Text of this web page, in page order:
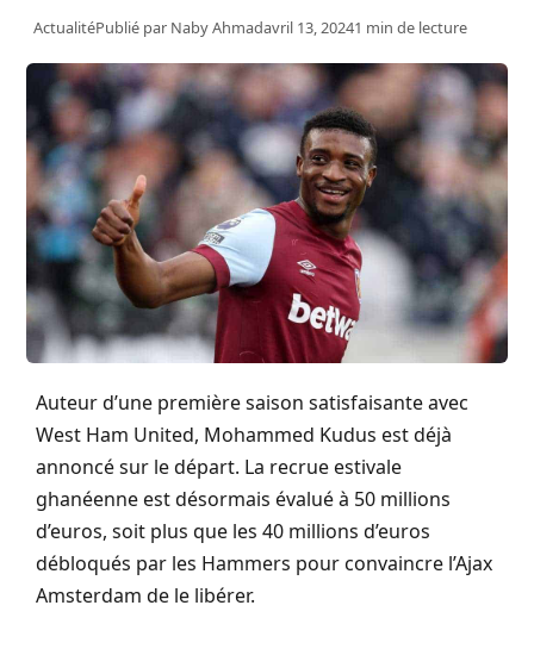
ActualitéPublié par Naby Ahmadavril 13, 20241 min de lecture
Auteur d’une première saison satisfaisante avec
West Ham United, Mohammed Kudus est déjà
annoncé sur le départ. La recrue estivale
ghanéenne est désormais évalué à 50 millions
d’euros, soit plus que les 40 millions d’euros
débloqués par les Hammers pour convaincre l’Ajax
Amsterdam de le libérer.